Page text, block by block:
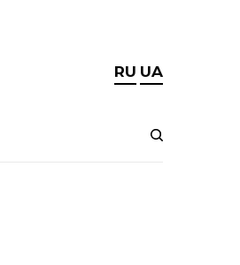
RU UA